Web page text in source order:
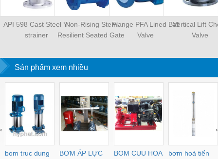
API 598 Cast Steel Y-
strainer
Non-Rising Stem
Resilient Seated Gate
Flange PFA Lined Ball
Valve
Vertical Lift
Valve
Sản phẩm xem nhiều
bom truc dung
BƠM ÁP LỰC
BOM CUU HOA
bơm hoả tiển
‹ ›